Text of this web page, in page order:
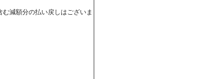
減額分の払い戻しはございま